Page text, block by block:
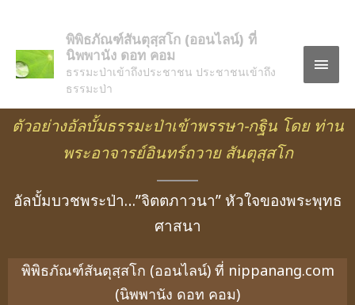
พิพิธภัณฑ์สันตุสฺสโก (ออนไลน์) ที่
นิพพานัง ดอท คอม
ธรรมะป่าเข้าถึงประชาชน ประชาชนเข้าถึง
ธรรมะป่า
ตัวอย่างอัลบั้มธรรมะป่าเข้าพรรษา-กฐิน โดย ท่าน
พระอาจารย์อินทร์ถวาย สันตุสฺสโก
อัลบั้มบวชพระป่า…”จิตตภาวนา” หัวใจของพระพุทธ
ศาสนา
พิพิธภัณฑ์สันตุสฺสโก (ออนไลน์) ที่ nippanang.com
(นิพพานัง ดอท คอม)